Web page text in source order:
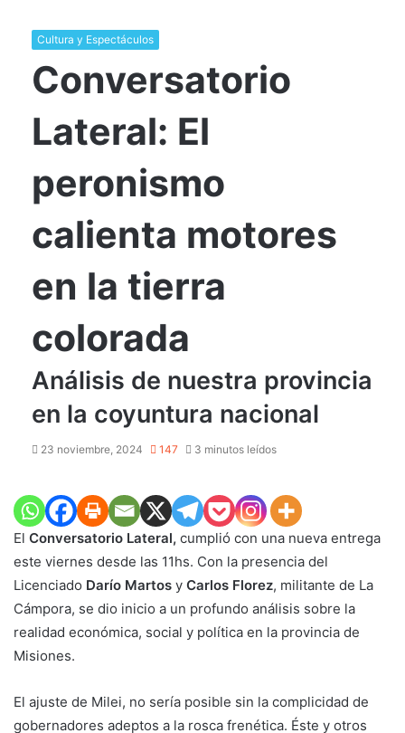
Cultura y Espectáculos
Conversatorio
Lateral: El
peronismo
calienta motores
en la tierra
colorada
Análisis de nuestra provincia
en la coyuntura nacional
23 noviembre, 2024 147 3 minutos leídos
El Conversatorio Lateral, cumplió con una nueva entrega
este viernes desde las 11hs. Con la presencia del
Licenciado Darío Martos y Carlos Florez, militante de La
Cámpora, se dio inicio a un profundo análisis sobre la
realidad económica, social y política en la provincia de
Misiones.
El ajuste de Milei, no sería posible sin la complicidad de
gobernadores adeptos a la rosca frenética. Éste y otros